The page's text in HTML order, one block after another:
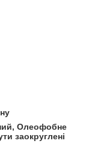
Олеофобне
заокруглені